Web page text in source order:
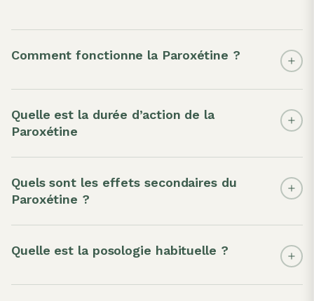
Comment fonctionne la Paroxétine ?
Quelle est la durée d’action de la
Paroxétine
Quels sont les effets secondaires du
Paroxétine ?
Quelle est la posologie habituelle ?